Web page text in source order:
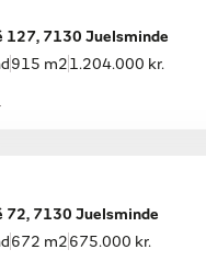
127, 7130 Juelsminde
915 m2 1.204.000 kr.
72, 7130 Juelsminde
672 m2 675.000 kr.